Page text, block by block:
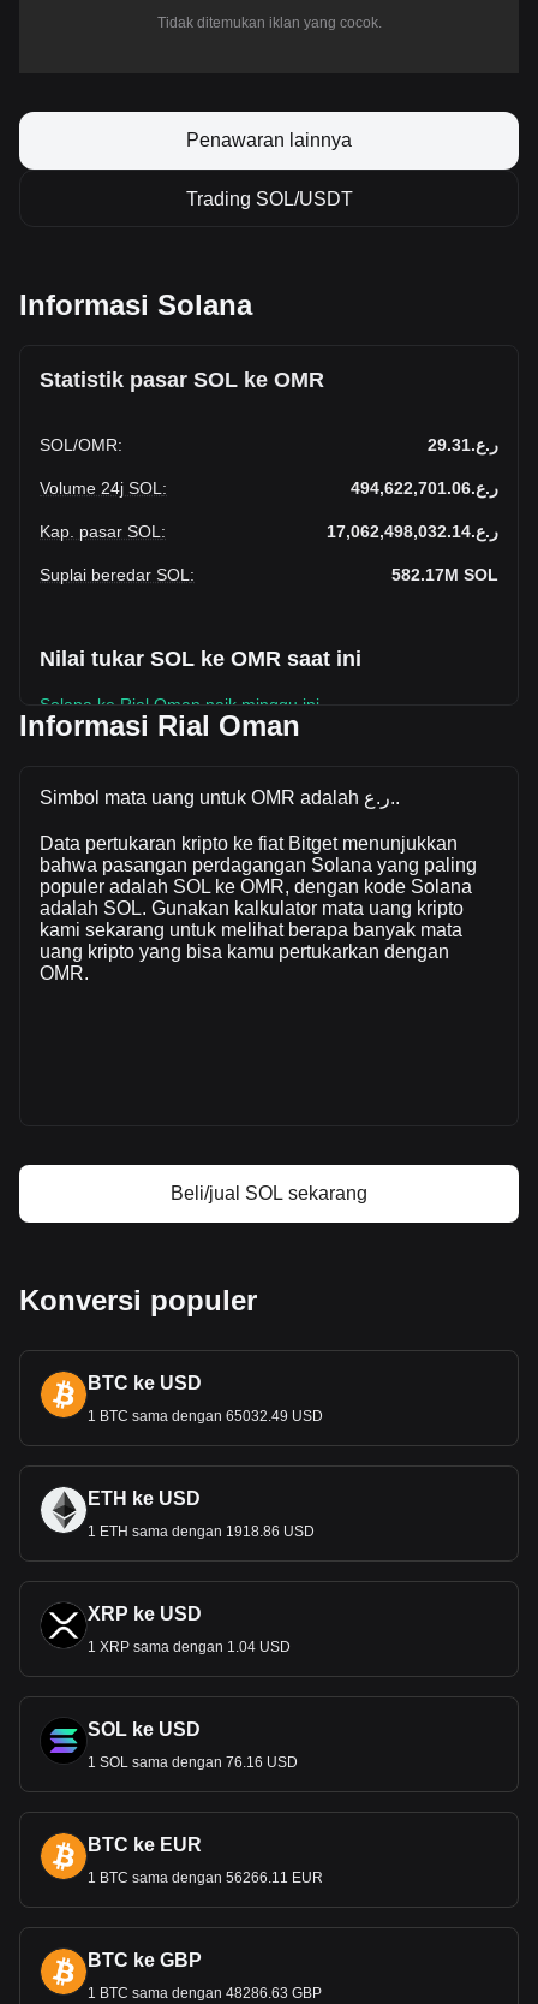
Tidak ditemukan iklan yang cocok.
Penawaran lainnya
Trading SOL/USDT
Informasi Solana
Statistik pasar SOL ke OMR
SOL /OMR: ر.ع.29.31
Volume 24j SOL : ر.ع.494,622,701.06
Kap. pasar SOL : ر.ع.17,062,498,032.14
Suplai beredar SOL : 582.17M SOL
Nilai tukar SOL ke OMR saat ini
Solana ke Rial Oman naik minggu ini.
ر.ع.17,062,498,032.14 OMR berdasarkan suplai beredar
Solana telah berubah -23.01% (ر.ع.-147,795,336.03 OMR)
dalam 24 jam terakhir. Pada hari perdagangan terakhir,
volume perdagangan SOL adalah ر.ع.642,418,037.1.
Info lebih lanjut tentang Solana di Bitget
Informasi Rial Oman
Simbol mata uang untuk OMR adalah ر.ع..
Data pertukaran kripto ke fiat Bitget menunjukkan
bahwa pasangan perdagangan Solana yang paling
populer adalah SOL ke OMR, dengan kode Solana
adalah SOL. Gunakan kalkulator mata uang kripto
kami sekarang untuk melihat berapa banyak mata
uang kripto yang bisa kamu pertukarkan dengan
OMR.
Beli/jual SOL sekarang
Konversi populer
BTC ke USD
1 BTC sama dengan 65032.49 USD
ETH ke USD
1 ETH sama dengan 1918.86 USD
XRP ke USD
1 XRP sama dengan 1.04 USD
SOL ke USD
1 SOL sama dengan 76.16 USD
BTC ke EUR
1 BTC sama dengan 56266.11 EUR
BTC ke GBP
1 BTC sama dengan 48286.63 GBP